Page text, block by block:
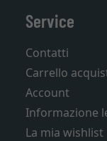
Service
Contatti
Carrello
Account
Informazione
La mia wishlist